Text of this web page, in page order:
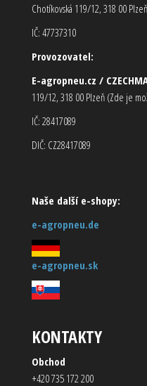
Chotíkovská 119/12, 318 00 Plzeň
IČ: 47737310
Provozovatel:
E-agropneu.cz /
119/12, 318 00 Plzeň (Zde je
IČ: 28417089
DIČ: CZ28417089
Naše další e-shopy:
e-agropneu.de
e-agropneu.sk
KONTAKTY
Obchod
+420 735 172 200